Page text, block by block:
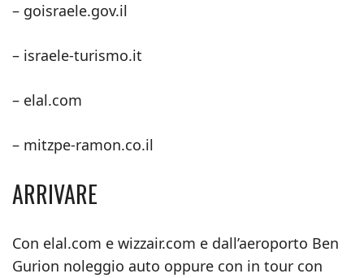
– goisraele.gov.il
– israele-turismo.it
– elal.com
– mitzpe-ramon.co.il
ARRIVARE
Con elal.com e wizzair.com e dall’aeroporto Ben
Gurion noleggio auto oppure con in tour con